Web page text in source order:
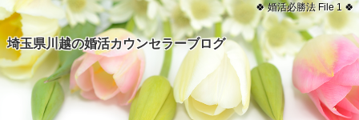
🍀 婚活必勝法 File 1 🍀
埼玉県川越の婚活カウンセラーブログ